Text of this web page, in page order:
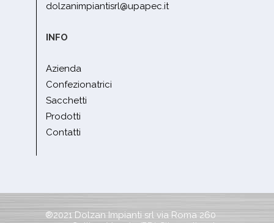
dolzanimpiantisrl@upapec.it
INFO
Azienda
Confezionatrici
Sacchetti
Prodotti
Contatti
®2021 Dolzan Impianti srl via Roma 260